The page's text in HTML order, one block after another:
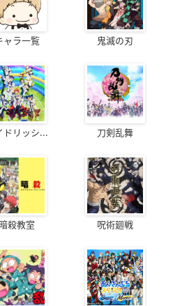
ャラ一覧 鬼滅の刃
ドリッシ... 刀剣乱舞
暗殺教室 呪術廻戦